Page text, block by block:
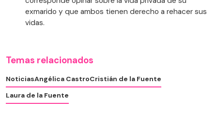
exmarido y que ambos tienen derecho a rehacer sus
vidas.
Temas relacionados
NoticiasAngélica CastroCristián de la Fuente
Laura de la Fuente